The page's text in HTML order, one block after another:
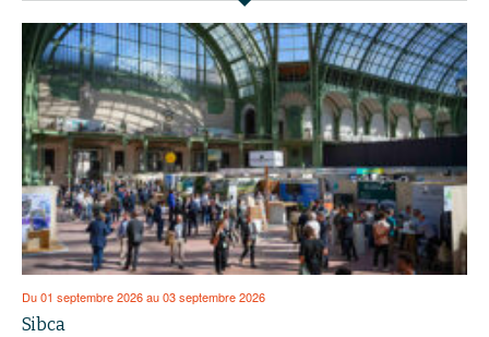
Du 01 septembre 2026 au 03 septembre 2026
Sibca